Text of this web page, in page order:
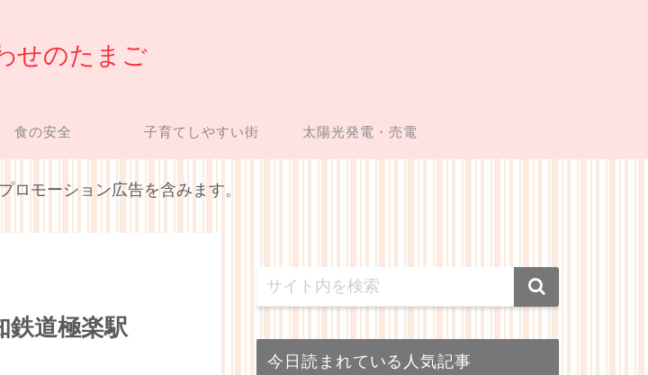
せのたまご
食の安全 子育てしやすい街 太陽光発電・売電
ロモーション広告を含みます。
鉄道極楽駅
今日読まれている人気記事